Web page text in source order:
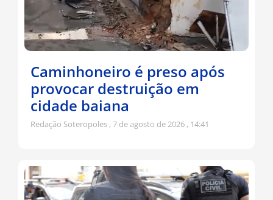
Caminhoneiro é preso após
provocar destruição em
cidade baiana
Redação Soteropoles 7 de agosto de 2026 14:41